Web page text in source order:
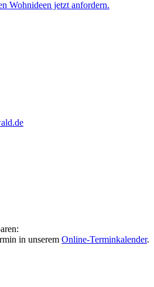
Wohnideen jetzt anfordern.
in unserem Online-Terminkalender.